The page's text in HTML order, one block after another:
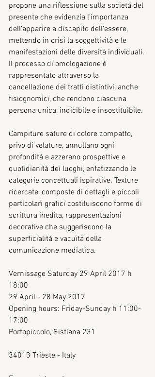
propone una riflessione sulla società del
presente che evidenzia l’importanza
dell’apparire a discapito dell’essere,
mettendo in crisi la soggettività e le
manifestazioni delle diversità individuali.
Il processo di omologazione è
rappresentato attraverso la
cancellazione dei tratti distintivi, anche
fisiognomici, che rendono ciascuna
persona unica, indicibile e insostituibile.
Campiture sature di colore compatto,
privo di velature, annullano ogni
profondità e azzerano prospettive e
quotidianità dei luoghi, enfatizzando le
categorie concettuali ispirative. Texture
ricercate, composte di dettagli e piccoli
particolari grafici costituiscono forme di
scrittura inedita, rappresentazioni
decorative che suggeriscono la
superficialità e vacuità della
comunicazione mediatica.
Vernissage Saturday 29 April 2017 h
18:00
29 April - 28 May 2017
Opening hours: Friday-Sunday h 11:00-
17:00
Portopiccolo, Sistiana 231
34013 Trieste - Italy